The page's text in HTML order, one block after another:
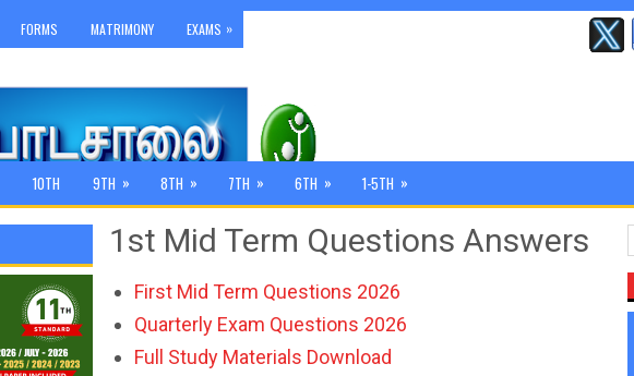
FORMS MATRIMONY EXAMS »
10TH 9TH » 8TH » 7TH » 6TH » 1-5TH »
1st Mid Term Questions Answers
First Mid Term Questions 2026
Quarterly Exam Questions 2026
Full Study Materials Download